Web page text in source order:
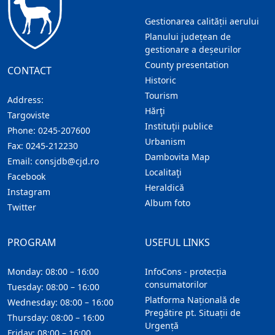
CONTACT
Address:
Targoviste
Phone: 0245-207600
Fax: 0245-212230
Email: consjdb@cjd.ro
Facebook
Instagram
Twitter
Gestionarea calității aerului
Planului județean de
gestionare a deșeurilor
County presentation
Historic
Tourism
Hărţi
Instituţii publice
Urbanism
Dambovita Map
Localitaţi
Heraldică
Album foto
USEFUL LINKS
InfoCons - protecția
consumatorilor
Platforma Națională de
Pregătire pt. Situații de
Urgență
PROGRAM
Monday: 08:00 – 16:00
Tuesday: 08:00 – 16:00
Wednesday: 08:00 – 16:00
Thursday: 08:00 – 16:00